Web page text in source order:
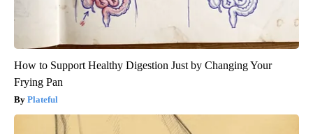
How to Support Healthy Digestion Just by Changing Your
Frying Pan
Plateful